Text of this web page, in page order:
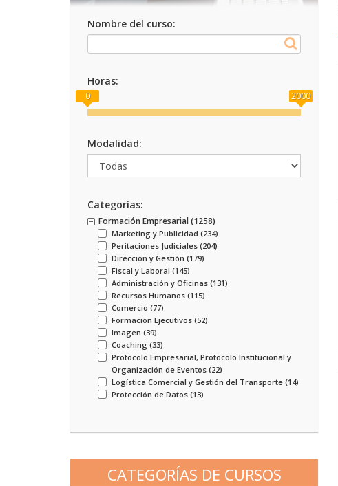
Nombre del curso:
Horas:
0 2000
Modalidad:
Categorías:
Formación Empresarial (1258)
Marketing y Publicidad (234)
Peritaciones Judiciales (204)
Dirección y Gestión (179)
Fiscal y Laboral (145)
Administración y Oficinas (131)
Recursos Humanos (115)
Comercio (77)
Formación Ejecutivos (52)
Imagen (39)
Coaching (33)
Protocolo Empresarial, Protocolo Institucional y
Organización de Eventos (22)
Logística Comercial y Gestión del Transporte (14)
Protección de Datos (13)
CATEGORÍAS DE CURSOS